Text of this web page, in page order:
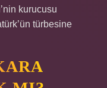
kurucusu
türbesine